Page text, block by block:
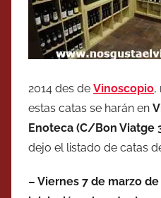
2014 des de Vinoscopio,
estas catas se harán en
Enoteca (C/Bon Viatge
dejo el listado de catas
– Viernes 7 de marzo